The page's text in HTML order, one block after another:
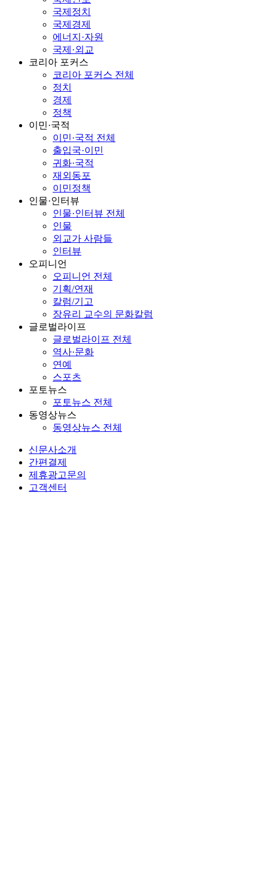
국제정치
국제경제
에너지·자원
국제·외교
코리아 포커스
코리아 포커스 전체
정치
경제
정책
이민·국적
이민·국적 전체
출입국·이민
귀화·국적
재외동포
이민정책
인물·인터뷰
인물·인터뷰 전체
인물
외교가 사람들
인터뷰
오피니언
오피니언 전체
기획/연재
칼럼/기고
장유리 교수의 문화칼럼
글로벌라이프
글로벌라이프 전체
역사·문화
연예
스포츠
포토뉴스
포토뉴스 전체
동영상뉴스
동영상뉴스 전체
신문사소개
간편결제
제휴광고문의
고객센터